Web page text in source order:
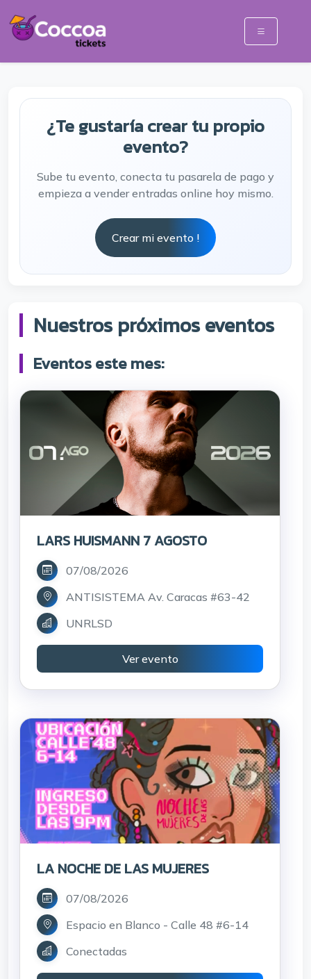
¿Te gustaría crear tu propio
evento?
Sube tu evento, conecta tu pasarela de pago y
empieza a vender entradas online hoy mismo.
Crear mi evento !
Nuestros próximos eventos
Eventos este mes:
LARS HUISMANN 7 AGOSTO
07/08/2026
ANTISISTEMA Av. Caracas #63-42
UNRLSD
Ver evento
LA NOCHE DE LAS MUJERES
07/08/2026
Espacio en Blanco - Calle 48 #6-14
Conectadas